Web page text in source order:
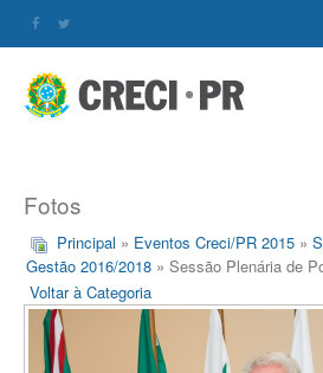
Fotos
Principal » Eventos Creci/PR 2015 »
Gestão 2016/2018 » Sessão Plenária de
Voltar à Categoria